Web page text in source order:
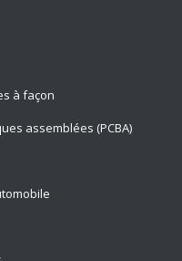
à façon
assemblées (PCBA)